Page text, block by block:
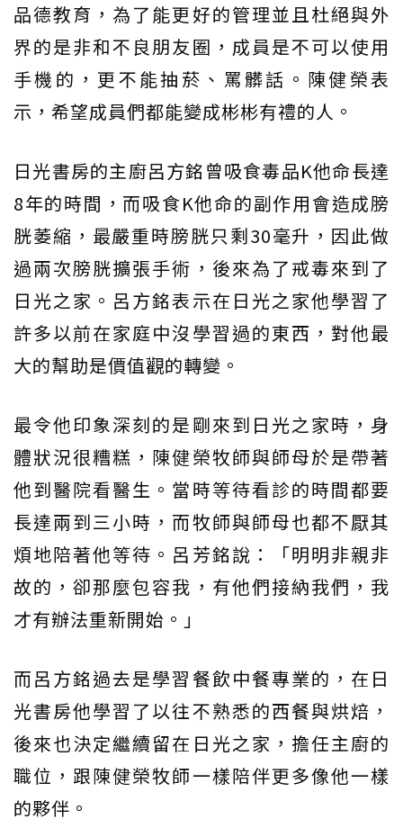
品德教育，為了能更好的管理並且杜絕與外
界的是非和不良朋友圈，成員是不可以使用
手機的，更不能抽菸、罵髒話。陳健榮表
示，希望成員們都能變成彬彬有禮的人。
日光書房的主廚呂方銘曾吸食毒品K他命長達
8年的時間，而吸食K他命的副作用會造成膀
胱萎縮，最嚴重時膀胱只剩30毫升，因此做
過兩次膀胱擴張手術，後來為了戒毒來到了
日光之家。呂方銘表示在日光之家他學習了
許多以前在家庭中沒學習過的東西，對他最
大的幫助是價值觀的轉變。
最令他印象深刻的是剛來到日光之家時，身
體狀況很糟糕，陳健榮牧師與師母於是帶著
他到醫院看醫生。當時等待看診的時間都要
長達兩到三小時，而牧師與師母也都不厭其
煩地陪著他等待。呂芳銘說：「明明非親非
故的，卻那麼包容我，有他們接納我們，我
才有辦法重新開始。」
而呂方銘過去是學習餐飲中餐專業的，在日
光書房他學習了以往不熟悉的西餐與烘焙，
後來也決定繼續留在日光之家，擔任主廚的
職位，跟陳健榮牧師一樣陪伴更多像他一樣
的夥伴。